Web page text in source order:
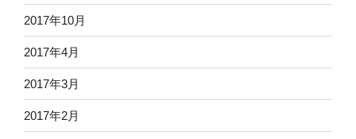
2017年10月
2017年4月
2017年3月
2017年2月